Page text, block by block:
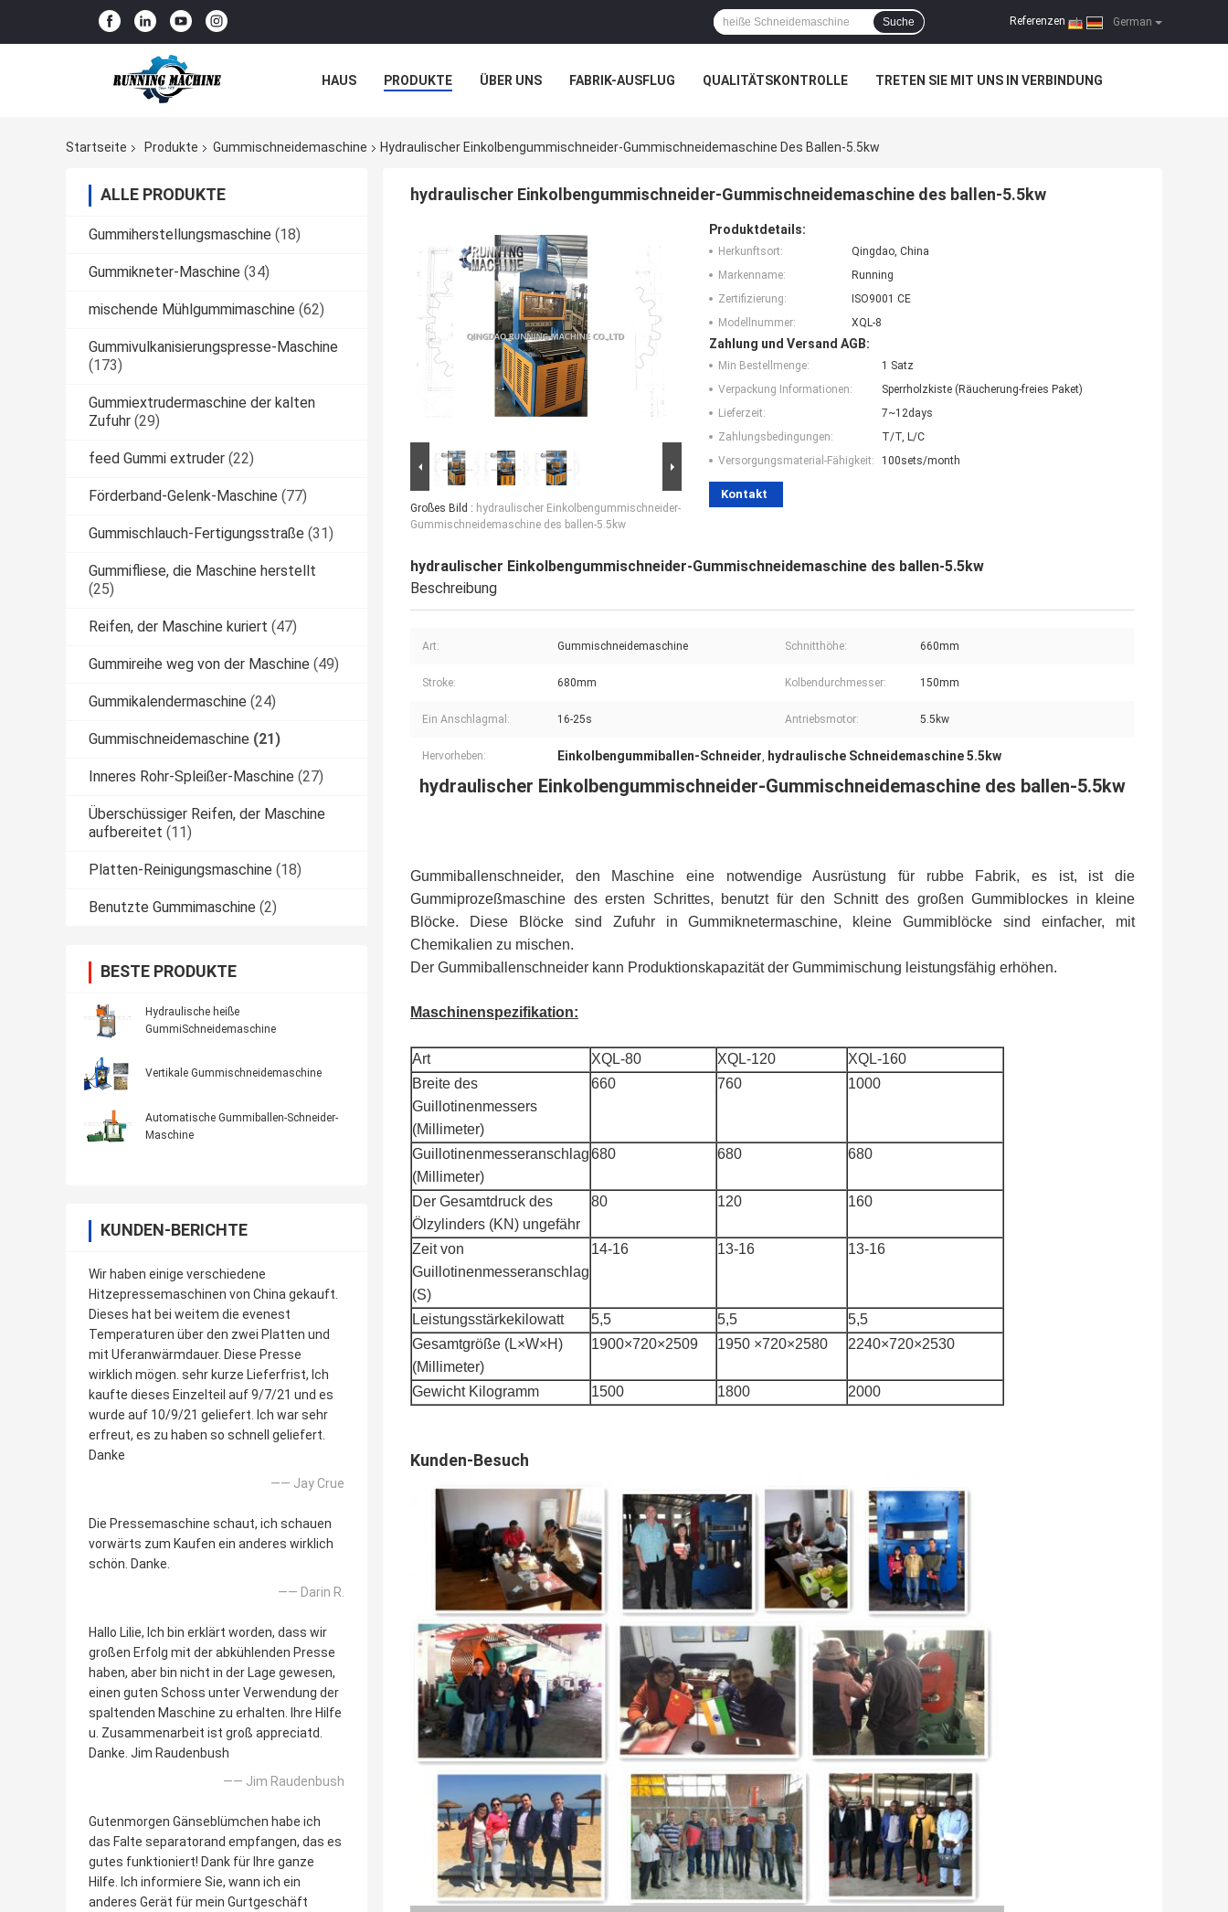
German
Referenzen |
Suche
HAUS PRODUKTE ÜBER UNS FABRIK-AUSFLUG QUALITÄTSKONTROLLE TRETEN SIE MIT UNS IN VERBINDUNG
Startseite
Produkte Gummischneidemaschine Hydraulischer Einkolbengummischneider-Gummischneidemaschine Des Ballen-5.5kw
ALLE PRODUKTE
Gummiherstellungsmaschine (18)
Gummikneter-Maschine (34)
mischende Mühlgummimaschine (62)
Gummivulkanisierungspresse-Maschine
(173)
Gummiextrudermaschine der kalten
Zufuhr (29)
feed Gummi extruder (22)
Förderband-Gelenk-Maschine (77)
Gummischlauch-Fertigungsstraße (31)
Gummifliese, die Maschine herstellt
(25)
Reifen, der Maschine kuriert (47)
Gummireihe weg von der Maschine (49)
Gummikalendermaschine (24)
Gummischneidemaschine (21)
Inneres Rohr-Spleißer-Maschine (27)
Überschüssiger Reifen, der Maschine
aufbereitet (11)
Platten-Reinigungsmaschine (18)
Benutzte Gummimaschine (2)
BESTE PRODUKTE
Hydraulische heiße
GummiSchneidemaschine
Vertikale Gummischneidemaschine
Automatische Gummiballen-Schneider-
Maschine
KUNDEN-BERICHTE
Wir haben einige verschiedene
Hitzepressemaschinen von China gekauft.
Dieses hat bei weitem die evenest
Temperaturen über den zwei Platten und
mit Uferanwärmdauer. Diese Presse
wirklich mögen. sehr kurze Lieferfrist, Ich
kaufte dieses Einzelteil auf 9/7/21 und es
wurde auf 10/9/21 geliefert. Ich war sehr
erfreut, es zu haben so schnell geliefert.
Danke
—— Jay Crue
Die Pressemaschine schaut, ich schauen
vorwärts zum Kaufen ein anderes wirklich
schön. Danke.
—— Darin R.
Hallo Lilie, Ich bin erklärt worden, dass wir
großen Erfolg mit der abkühlenden Presse
haben, aber bin nicht in der Lage gewesen,
einen guten Schoss unter Verwendung der
spaltenden Maschine zu erhalten. Ihre Hilfe
u. Zusammenarbeit ist groß appreciatd.
Danke. Jim Raudenbush
—— Jim Raudenbush
Gutenmorgen Gänseblümchen habe ich
das Falte separatorand empfangen, das es
gutes funktioniert! Dank für Ihre ganze
Hilfe. Ich informiere Sie, wann ich ein
anderes Gerät für mein Gurtgeschäft
hydraulischer Einkolbengummischneider-Gummischneidemaschine des ballen-5.5kw
Großes Bild : hydraulischer Einkolbengummischneider-
Gummischneidemaschine des ballen-5.5kw
Produktdetails:
Herkunftsort:
Qingdao, China
Markenname:
Running
Zertifizierung:
ISO9001 CE
Modellnummer:
XQL-8
Zahlung und Versand AGB:
Min Bestellmenge:
1 Satz
Verpackung Informationen:
Sperrholzkiste (Räucherung-freies Paket)
Lieferzeit:
7~12days
Zahlungsbedingungen:
T/T, L/C
Versorgungsmaterial-Fähigkeit:
100sets/month
Kontakt
hydraulischer Einkolbengummischneider-Gummischneidemaschine des ballen-5.5kw
Beschreibung
Art: Gummischneidemaschine Schnitthöhe: 660mm
Stroke: 680mm Kolbendurchmesser: 150mm
Ein Anschlagmal: 16-25s Antriebsmotor: 5.5kw
Hervorheben: Einkolbengummiballen-Schneider, hydraulische Schneidemaschine 5.5kw
hydraulischer Einkolbengummischneider-Gummischneidemaschine des ballen-5.5kw
Gummiballenschneider, den Maschine eine notwendige Ausrüstung für rubbe Fabrik, es ist, ist die
Gummiprozeßmaschine des ersten Schrittes, benutzt für den Schnitt des großen Gummiblockes in kleine
Blöcke. Diese Blöcke sind Zufuhr in Gummiknetermaschine, kleine Gummiblöcke sind einfacher, mit
Chemikalien zu mischen.
Der Gummiballenschneider kann Produktionskapazität der Gummimischung leistungsfähig erhöhen.
Maschinenspezifikation:
Art XQL-80 XQL-120
XQL-160
Breite des
Guillotinenmessers
(Millimeter)
660 760 1000
Guillotinenmesseranschlag
(Millimeter)
680 680 680
Der Gesamtdruck des
Ölzylinders (KN) ungefähr
80 120 160
Zeit von
Guillotinenmesseranschlag
(S)
14-16 13-16 13-16
Leistungsstärkekilowatt 5,5 5,5
5,5
Gesamtgröße (L×W×H)
(Millimeter)
1900×720×2509 1950 ×720×2580 2240×720×2530
Gewicht Kilogramm 1500 1800 2000
Kunden-Besuch